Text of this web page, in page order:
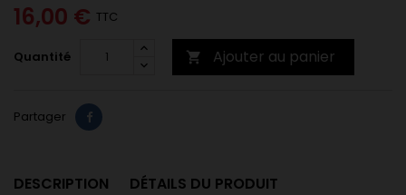
16,00 € TTC
Quantité  Ajouter au panier
Partager
DESCRIPTION DÉTAILS DU PRODUIT